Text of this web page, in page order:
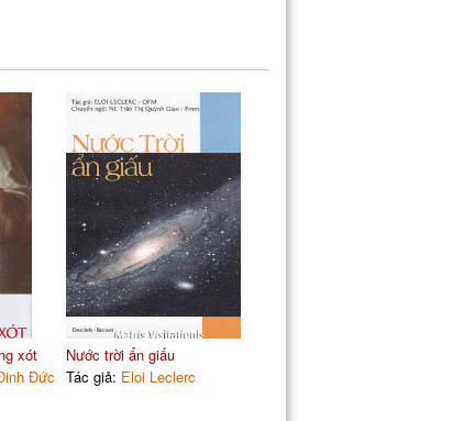
xót
Đức
Nước trời ẩn giấu
Tác giả: Eloi Leclerc